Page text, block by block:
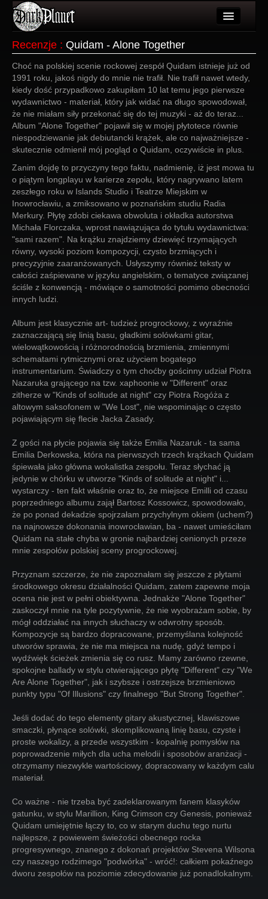
Wydarzenia
Galeria
Forum
Więcej
Login
Recenzje : Quidam - Alone Together
Choć na polskiej scenie rockowej zespół Quidam istnieje już od
1991 roku, jakoś nigdy do mnie nie trafił. Nie trafił nawet wtedy,
kiedy dość przypadkowo zakupiłam 10 lat temu jego pierwsze
wydawnictwo - materiał, który jak widać na długo spowodował,
że nie miałam siły przekonać się do tej muzyki - aż do teraz...
Album "Alone Together" pojawił się w mojej płytotece równie
niespodziewanie jak debiutancki krążek, ale co najważniejsze -
skutecznie odmienił mój pogląd o Quidam, oczywiście in plus.
Zanim dojdę to przyczyny tego faktu, nadmienię, iż jest mowa tu
o piątym longplayu w karierze zepołu, który nagrywano latem
zeszłego roku w Islands Studio i Teatrze Miejskim w
Inowrocławiu, a zmiksowano w poznańskim studiu Radia
Merkury. Płytę zdobi ciekawa obwoluta i okładka autorstwa
Michała Florczaka, wprost nawiązująca do tytułu wydawnictwa:
"sami razem". Na krążku znajdziemy dziewięć trzymających
równy, wysoki poziom kompozycji, czysto brzmiących i
precyzyjnie zaaranżowanych. Usłyszymy również teksty w
całości zaśpiewane w języku angielskim, o tematyce związanej
ściśle z konwencją - mówiące o samotności pomimo obecności
innych ludzi.
Album jest klasycznie art- tudzież progrockowy, z wyraźnie
zaznaczającą się linią basu, gładkimi solówkami gitar,
wielowątkowością i różnorodnością brzmienia, zmiennymi
schematami rytmicznymi oraz użyciem bogatego
instrumentarium. Świadczy o tym choćby gościnny udział Piotra
Nazaruka grającego na tzw. xaphoonie w "Different" oraz
zitherze w "Kinds of solitude at night" czy Piotra Rogóża z
altowym saksofonem w "We Lost", nie wspominając o często
pojawiającym się flecie Jacka Zasady.
Z gości na płycie pojawia się także Emilia Nazaruk - ta sama
Emilia Derkowska, która na pierwszych trzech krążkach Quidam
śpiewała jako główna wokalistka zespołu. Teraz słychać ją
jedynie w chórku w utworze "Kinds of solitude at night" i...
wystarczy - ten fakt właśnie oraz to, że miejsce Emilli od czasu
poprzedniego albumu zajął Bartosz Kossowicz, spowodowało,
że po ponad dekadzie spojrzałam przychylnym okiem (uchem?)
na najnowsze dokonania inowrocławian, ba - nawet umieściłam
Quidam na stałe chyba w gronie najbardziej cenionych przeze
mnie zespołów polskiej sceny progrockowej.
Przyznam szczerze, że nie zapoznałam się jeszcze z płytami
środkowego okresu działalności Quidam, zatem zapewne moja
ocena nie jest w pełni obiektywna. Jednakże "Alone Together"
zaskoczył mnie na tyle pozytywnie, że nie wyobrażam sobie, by
mógł oddziałać na innych słuchaczy w odwrotny sposób.
Kompozycje są bardzo dopracowane, przemyślana kolejność
utworów sprawia, że nie ma miejsca na nudę, gdyż tempo i
wydźwięk ścieżek zmienia się co rusz. Mamy zarówno rzewne,
spokojne ballady w stylu otwierającego płytę "Different" czy "We
Are Alone Together", jak i szybsze i ostrzejsze brzmieniowo
punkty typu "Of Illusions" czy finalnego "But Strong Together".
Jeśli dodać do tego elementy gitary akustycznej, klawiszowe
smaczki, płynące solówki, skomplikowaną linię basu, czyste i
proste wokalizy, a przede wszystkim - kopalnię pomysłów na
poprowadzenie miłych dla ucha melodii i sposobów aranżacji -
otrzymamy niezwykle wartościowy, dopracowany w każdym calu
materiał.
Co ważne - nie trzeba być zadeklarowanym fanem klasyków
gatunku, w stylu Marillion, King Crimson czy Genesis, ponieważ
Quidam umiejętnie łączy to, co w starym duchu tego nurtu
najlepsze, z powiewem świeżości obecnego rocka
progresywnego, znanego z dokonań projektów Stevena Wilsona
czy naszego rodzimego "podwórka" - wróć!: całkiem pokaźnego
dworu zespołów na poziomie zdecydowanie już ponadlokalnym.